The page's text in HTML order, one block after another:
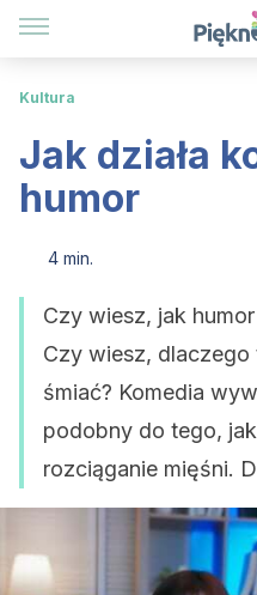
Kultura
Jak działa
humor
4 min.
Czy wiesz, jak
Czy wiesz,
śmiać? Komedia
podobny do tego,
rozciąganie mięśni.